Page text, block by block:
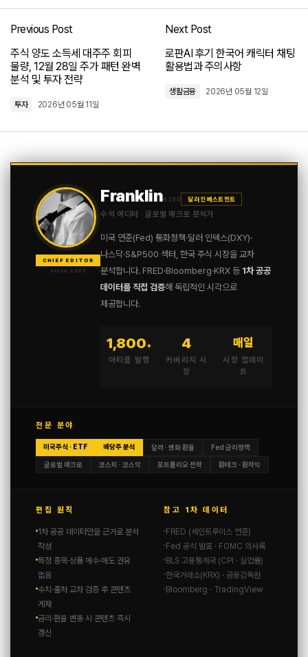
Previous Post
주식 양도 소득세 대주주 회피
물량, 12월 28일 주가 패턴 완벽
분석 및 투자 전략
투자 2026년 05월 11일
Next Post
로판AI 후기 한국어 캐릭터 채팅
활용법과 주의사항
생활금융 2026년 05월 12일
CHIEF EDITOR
since 2020
Franklin$100 달러 인베스트먼트
수석 에디터 · 글로벌 매크로 분석가
미국 연준(Fed) 통화정책·달러 인덱스(DXY)·
나스닥·S&P500 섹터, 한국 주식 시장을 교차
분석합니다. FRED·Bloomberg·KRX 등 1차 공공
데이터를 직접 검증해 독립적인 시각으로
제공합니다.
1,800+
아티클 발행
4
커버리지 시
장
매일
시장 업데이
트
전문 분야
미국주식 · ETF 배당주 분석 달러 · 엔화 환율 Fed 금리정책
글로벌 매크로 코스피 · 코스닥 포트폴리오 전략 환테크 · 환차익
편집 원칙
1차 공공 데이터만을 근거로 분석
작성
특정 종목·상품 매수·매도 권유
없음
수치·출처 교차 검증 후 콘텐츠
게재
금리·환율 변동 시 콘텐츠 즉시
갱신
참고 1차 데이터
FRED (세인트루이스 연준)
Fed 공식 발표 · FOMC 의사록
BLS 고용통계국 (CPI · 실업률)
한국거래소(KRX) · 금융감독원
Bloomberg · TradingView